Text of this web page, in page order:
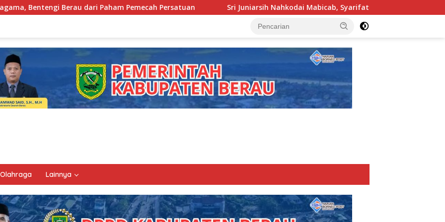
Pemecah Persatuan Sri Juniarsih Nahkodai Mabicab, Syarifatul Syadiah Pimpin Kwarcab Pramuka Berau
Olahraga Lainnya